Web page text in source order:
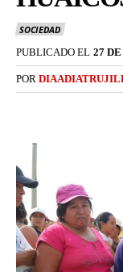
SOCIEDAD
PUBLICADO EL 27
POR